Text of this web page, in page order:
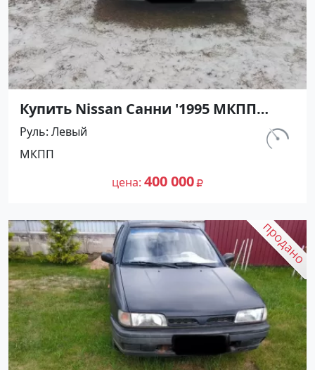
Купить Nissan Санни '1995 МКПП
(1400/90 л.с.) Бензин карбюратор
Абинск цвет Серебристый Седан по
цене 400000 рублей, объявление
№27476 на сайте Авторынок23
Руль Левый
МКПП
цена 400 000